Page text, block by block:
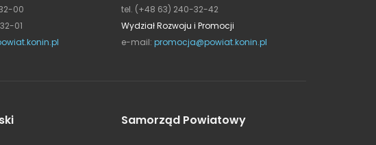
00
01
tel. (+48 63) 240-32-42
Wydział Rozwoju i Promocji
e-mail: promocja@powiat.konin.pl
Samorząd Powiatowy